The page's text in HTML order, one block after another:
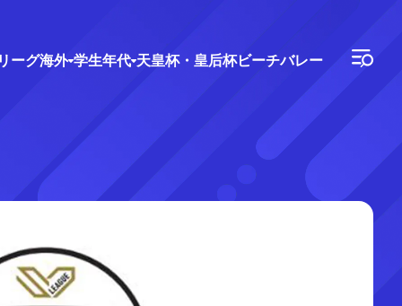
ーグ海外 学生年代 天皇杯・皇后杯ビーチバレー